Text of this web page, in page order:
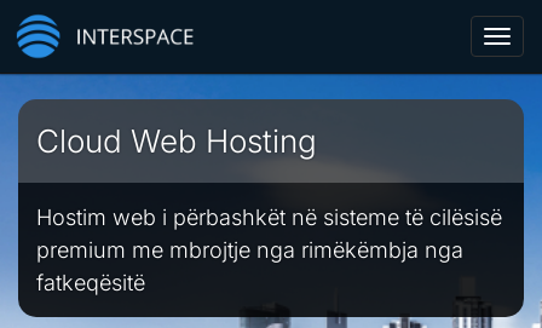
Cloud Web Hosting
Hostim web i përbashkët në sisteme të cilësisë
premium me mbrojtje nga rimëkëmbja nga
fatkeqësitë